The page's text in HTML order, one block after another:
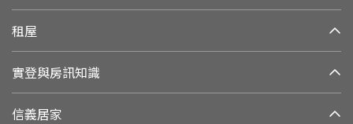
租屋
實登與房訊知識
信義居家